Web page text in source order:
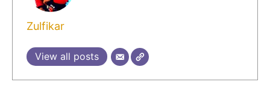
Zulfikar
View all posts